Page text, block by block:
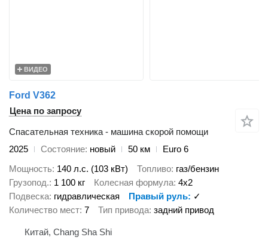
ВИДЕО
Ford V362
Цена по запросу
Спасательная техника - машина скорой помощи
2025
Состояние новый 50 км
Euro 6
Мощность 140 л.с. (103 кВт) Топливо газ/бензин
Грузопод. 1 100 кг Колесная формула 4x2
Подвеска гидравлическая Правый руль
✓
Количество мест 7 Тип привода задний привод
Китай, Chang Sha Shi